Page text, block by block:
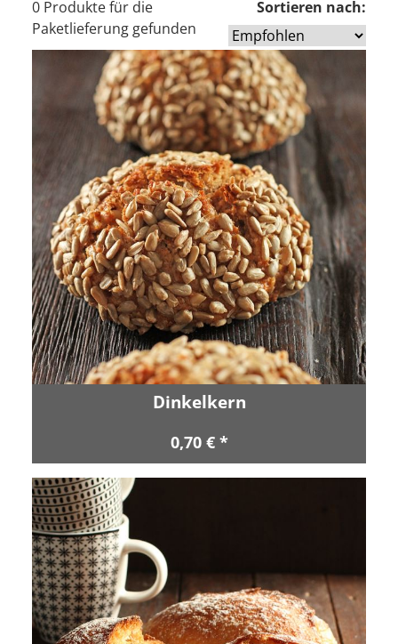
0 Produkte für die
Paketlieferung gefunden
Sortieren nach:
Dinkelkern
0,70 € *